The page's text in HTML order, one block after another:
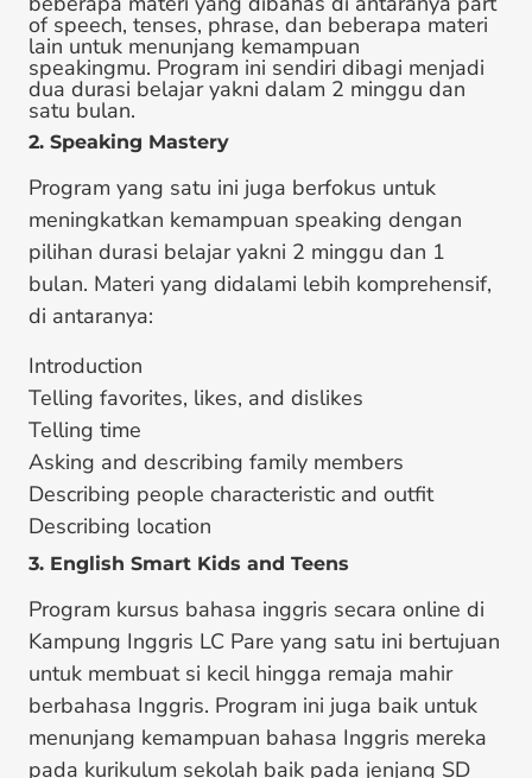
of speech, tenses, phrase, dan beberapa materi
lain untuk menunjang kemampuan
speakingmu. Program ini sendiri dibagi menjadi
dua durasi belajar yakni dalam 2 minggu dan
satu bulan.
2. Speaking Mastery
Program yang satu ini juga berfokus untuk
meningkatkan kemampuan speaking dengan
pilihan durasi belajar yakni 2 minggu dan 1
bulan. Materi yang didalami lebih komprehensif,
di antaranya:
Introduction
Telling favorites, likes, and dislikes
Telling time
Asking and describing family members
Describing people characteristic and outfit
Describing location
3. English Smart Kids and Teens
Program kursus bahasa inggris secara online di
Kampung Inggris LC Pare yang satu ini bertujuan
untuk membuat si kecil hingga remaja mahir
berbahasa Inggris. Program ini juga baik untuk
menunjang kemampuan bahasa Inggris mereka
pada kurikulum sekolah baik pada jenjang SD